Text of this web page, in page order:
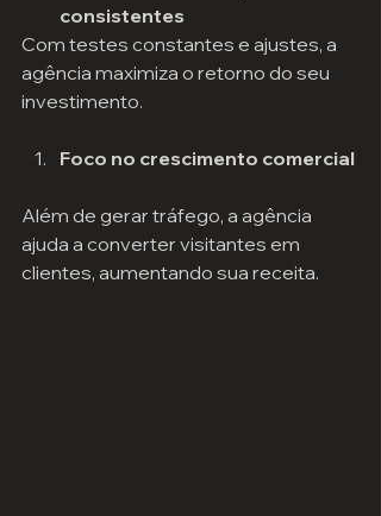
consistentes
Com testes constantes e ajustes, a
agência maximiza o retorno do seu
investimento.
Foco no crescimento comercial
Além de gerar tráfego, a agência
ajuda a converter visitantes em
clientes, aumentando sua receita.